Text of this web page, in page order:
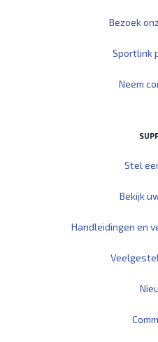
Bezoek
Sportlink
Neem
Stel
Bekijk
Handleidingen en